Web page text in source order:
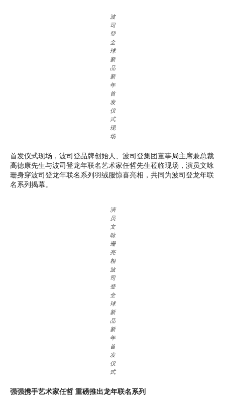
波
司
登
全
球
新
品
新
年
首
发
仪
式
现
场
首发仪式现场，波司登品牌创始人、波司登集团董事局主席兼总裁
高德康先生与波司登龙年联名艺术家任哲先生莅临现场，演员文咏
珊身穿波司登龙年联名系列羽绒服惊喜亮相，共同为波司登龙年联
名系列揭幕。
演
员
文
咏
珊
亮
相
波
司
登
全
球
新
品
新
年
首
发
仪
式
强强携手艺术家任哲 重磅推出龙年联名系列